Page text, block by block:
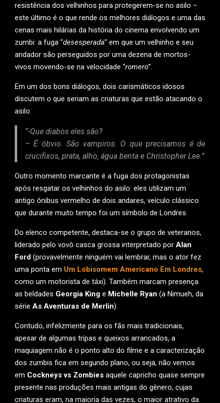
resistência dos velhinhos para protegerem-se no asilo –
este último é o que rende os melhores diálogos e uma das
cenas mais hilárias da história do cinema envolvendo um
zumbi: a fuga “desesperada” em que um velhinho e seu
andador são perseguidos por uma dezena de mortos-
vivos movendo-se na velocidade “romero”.
Em um dos bons diálogos, dois carismáticos idosos
discutem o que seriam as criaturas que estão atacando o
asilo:
“-Que diabos eles são?
– É óbvio. São vampiros. O que precisamos é de
crucifixos, prata, alho, água benta e Christopher Lee.”
Outro momento marcante é a fuga dos protagonistas
após resgatar os velhinhos do asilo: eles utilizam um
antigo ônibus vermelho de dois andares, veículo clássico
que durante muito tempo foi um símbolo de Londres.
Do elenco competente, destaca-se o grupo de veteranos,
liderado pelo vovô casca grossa interpretado por Alan
Ford (provavelmente ninguém vai lembrar, mas o ator fez
uma ponta em Um Lobisomem Americano Em Londres,
como um motorista de táxi). Também marcam presença
as beldades Georgia King e Michelle Ryan (a Nimueh, da
série As Aventuras de Merlin).
Contudo, infelizmente para os fãs mais tradicionais,
apesar de algumas tripas e queixos arrancados, a
maquiagem não é o ponto alto do filme e a caracterização
dos zumbis fica em segundo plano, ou seja, não vemos
em Cockneys vs Zombies aquele capricho quase sempre
presente nas produções mais antigas do gênero, cujas
criaturas eram, na maioria das vezes, o maior atrativo da